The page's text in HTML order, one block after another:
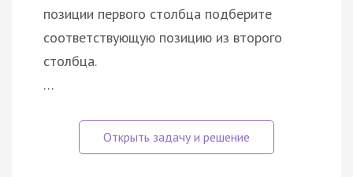
позиции первого столбца подберите
соответствующую позицию из второго
столбца.
…